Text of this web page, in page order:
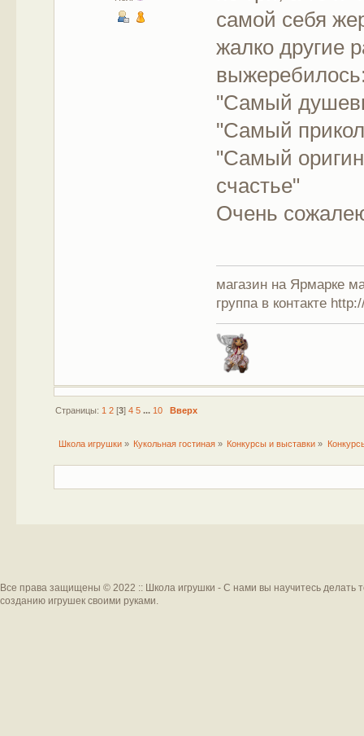
самой себя
жалко другие
"Самый
"Самый
"Самый
счастье"
Очень
магазин на Ярмарке
группа в контакте
Страницы: 1 2[3] 4 5 ... 10 Вверх
Школа игрушки» Кукольная гостиная » Конкурсы и выставки »
Все права защищены © 2022 :: Школа игрушки - С нами вы научитесь делать
созданию игрушек своими руками.